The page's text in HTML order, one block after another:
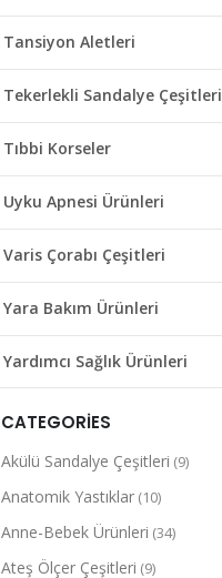
Tansiyon Aletleri
Tekerlekli Sandalye Çeşitleri
Tıbbi Korseler
Uyku Apnesi Ürünleri
Varis Çorabı Çeşitleri
Yara Bakım Ürünleri
Yardımcı Sağlık Ürünleri
CATEGORIES
Akülü Sandalye Çeşitleri (9)
Anatomik Yastıklar (10)
Anne-Bebek Ürünleri (34)
Ateş Ölçer Çeşitleri (9)